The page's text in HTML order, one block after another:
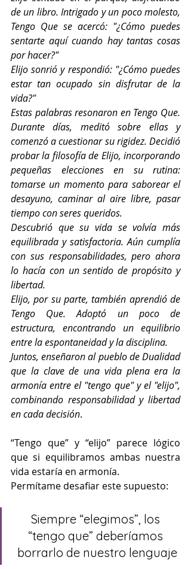
de un libro. Intrigado y un poco molesto,
Tengo Que se acercó: "¿Cómo puedes
sentarte aquí cuando hay tantas cosas
por hacer?"
Elijo sonrió y respondió: "¿Cómo puedes
estar tan ocupado sin disfrutar de la
vida?"
Estas palabras resonaron en Tengo Que.
Durante días, meditó sobre ellas y
comenzó a cuestionar su rigidez. Decidió
probar la filosofía de Elijo, incorporando
pequeñas elecciones en su rutina:
tomarse un momento para saborear el
desayuno, caminar al aire libre, pasar
tiempo con seres queridos.
Descubrió que su vida se volvía más
equilibrada y satisfactoria. Aún cumplía
con sus responsabilidades, pero ahora
lo hacía con un sentido de propósito y
libertad.
Elijo, por su parte, también aprendió de
Tengo Que. Adoptó un poco de
estructura, encontrando un equilibrio
entre la espontaneidad y la disciplina.
Juntos, enseñaron al pueblo de Dualidad
que la clave de una vida plena era la
armonía entre el "tengo que" y el "elijo",
combinando responsabilidad y libertad
en cada decisión.
“Tengo que” y “elijo” parece lógico
que si equilibramos ambas nuestra
vida estaría en armonía.
Permítame desafiar este supuesto:
Siempre “elegimos”, los
“tengo que” deberíamos
borrarlo de nuestro lenguaje